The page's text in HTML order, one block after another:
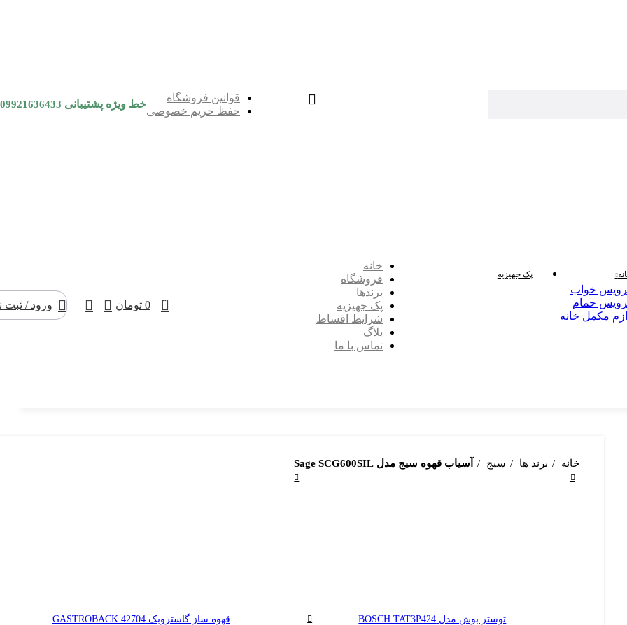
قوانین فروشگاه
حفظ حریم خصوصی
خط ویژه پشتیبانی 09921636433
خواب
حمام
مکمل خانه
پک جهیزیه
خانه
فروشگاه
برندها
پک جهیزیه
شرایط اقساط
بلاگ
تماس با ما
0
0 تومان ورود / ثبت
خانه برند ها سیج آسیاب قهوه سیج مدل Sage SCG600SIL
توستر بوش مدل BOSCH TAT3P424
قهوه ساز گاستروبک GASTROBACK 42704